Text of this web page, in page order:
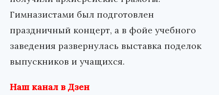
Гимназистами был подготовлен
праздничный концерт, а в фойе учебного
заведения развернулась выставка поделок
выпускников и учащихся.
Наш канал в Дзен